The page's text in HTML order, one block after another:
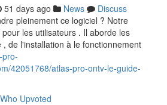
51 days ago News
Discuss
pleinement ce logiciel ? Notre
les utilisateurs . Il aborde les
de l'installation à le fonctionnement
pro-
42051768/atlas-pro-ontv-le-guide-
Who Upvoted